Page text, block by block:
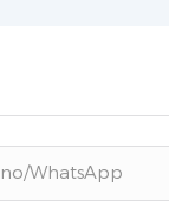
WhatsApp